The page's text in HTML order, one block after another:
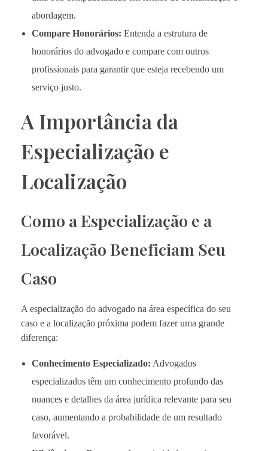
abordagem.
Compare Honorários: Entenda a estrutura de
honorários do advogado e compare com outros
profissionais para garantir que esteja recebendo um
serviço justo.
A Importância da
Especialização e
Localização
Como a Especialização e a
Localização Beneficiam Seu
Caso
A especialização do advogado na área específica do seu
caso e a localização próxima podem fazer uma grande
diferença:
Conhecimento Especializado: Advogados
especializados têm um conhecimento profundo das
nuances e detalhes da área jurídica relevante para seu
caso, aumentando a probabilidade de um resultado
favorável.